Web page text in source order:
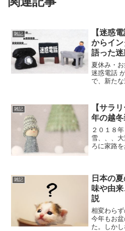
雑記
【迷惑
からイ
語った
夏休み・
迷惑電話
で、新た
惑電話っ
雑記
【サラ
年の越冬
２０１８
雪、、、
ろに家路
い毎日で
雑記
日本の
味や由
説
相変わらず
今年もお
た。しか